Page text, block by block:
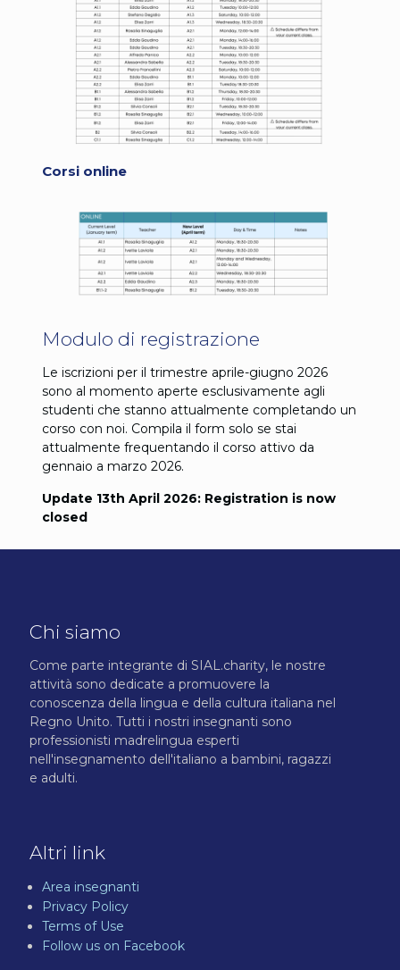
Corsi online
Modulo di registrazione
Le iscrizioni per il trimestre aprile-giugno 2026
sono al momento aperte esclusivamente agli
studenti che stanno attualmente completando un
corso con noi. Compila il form solo se stai
attualmente frequentando il corso attivo da
gennaio a marzo 2026.
Update 13th April 2026: Registration is now
closed
Chi siamo
Come parte integrante di SIAL.charity, le nostre
attività sono dedicate a promuovere la
conoscenza della lingua e della cultura italiana nel
Regno Unito. Tutti i nostri insegnanti sono
professionisti madrelingua esperti
nell'insegnamento dell'italiano a bambini, ragazzi
e adulti.
Altri link
Area insegnanti
Privacy Policy
Terms of Use
Follow us on Facebook